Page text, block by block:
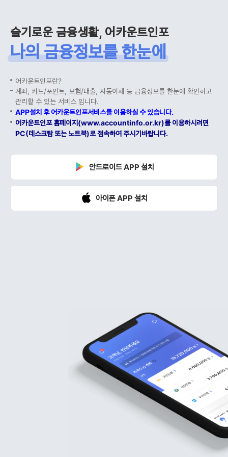
슬기로운 금융생활, 어카운트인포
나의 금융정보를 한눈에
어카운트인포란?
계좌, 카드/포인트, 보험/대출, 자동이체 등 금융정보를 한눈에 확인하고
관리할 수 있는 서비스 입니다.
APP설치 후 어카운트인포서비스를 이용하실 수 있습니다.
어카운트인포 홈페이지(www.accountinfo.or.kr)를 이용하시려면
PC(데스크탑 또는 노트북)로 접속하여 주시기바랍니다.
안드로이드 APP 설치
아이폰 APP 설치